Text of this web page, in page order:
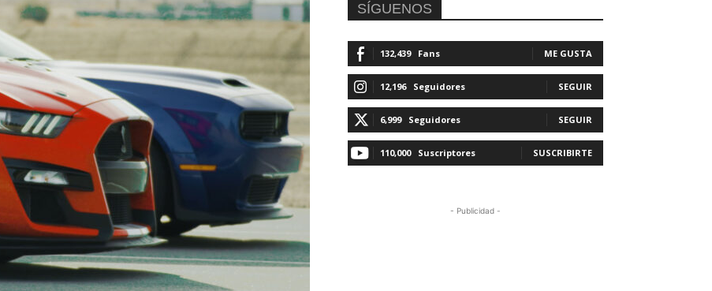
SÍGUENOS
132,439 Fans ME GUSTA
12,196 Seguidores SEGUIR
6,999 Seguidores SEGUIR
110,000 Suscriptores SUSCRIBIRTE
- Publicidad -